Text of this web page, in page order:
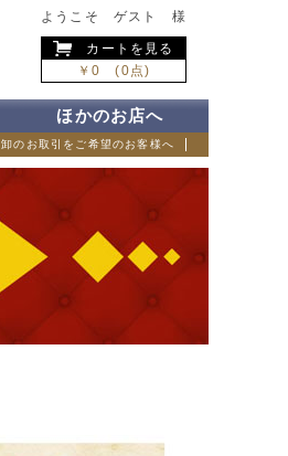
ようこそ ゲスト 様
カートを見る
￥0 (0点)
ほかのお店へ
卸のお取引をご希望のお客様へ